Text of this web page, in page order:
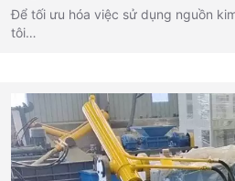
Để tối ưu hóa việc sử dụng nguồn
tôi…